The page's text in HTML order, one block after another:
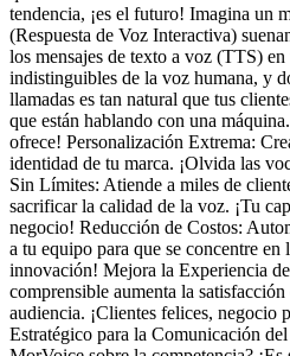
tendencia, ¡es el futuro! Imagina un
(Respuesta de Voz Interactiva)
los mensajes de texto a voz (TTS) en
indistinguibles de la voz humana, y
llamadas es tan natural que tus
que están hablando con una
ofrece! Personalización Extrema:
identidad de tu marca. ¡Olvida las
Sin Límites: Atiende a miles de
sacrificar la calidad de la voz. ¡Tu
negocio! Reducción de Costos:
a tu equipo para que se concentre en
innovación! Mejora la Experiencia
comprensible aumenta la
audiencia. ¡Clientes felices,
Estratégico para la Comunicación